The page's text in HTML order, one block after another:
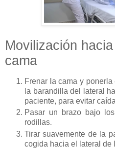
Movilización
cama
Frenar la cama y
la barandilla del lateral
paciente, para evitar
Pasar un brazo bajo
rodillas.
Tirar suavemente de la
cogida hacia el lateral de